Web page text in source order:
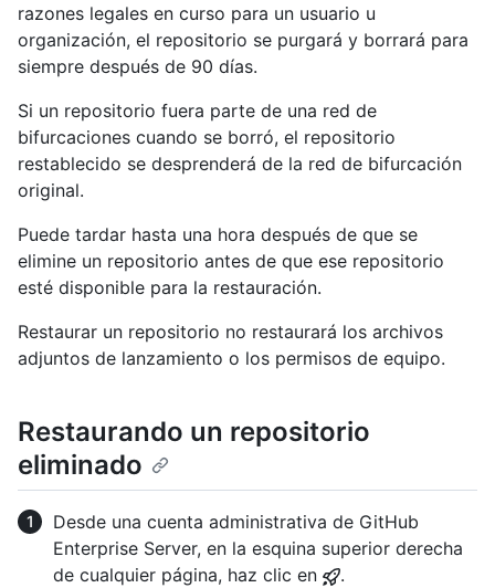
razones legales en curso para un usuario u
organización, el repositorio se purgará y borrará para
siempre después de 90 días.
Si un repositorio fuera parte de una red de
bifurcaciones cuando se borró, el repositorio
restablecido se desprenderá de la red de bifurcación
original.
Puede tardar hasta una hora después de que se
elimine un repositorio antes de que ese repositorio
esté disponible para la restauración.
Restaurar un repositorio no restaurará los archivos
adjuntos de lanzamiento o los permisos de equipo.
Restaurando un repositorio
eliminado
Desde una cuenta administrativa de GitHub
Enterprise Server, en la esquina superior derecha
de cualquier página, haz clic en
.